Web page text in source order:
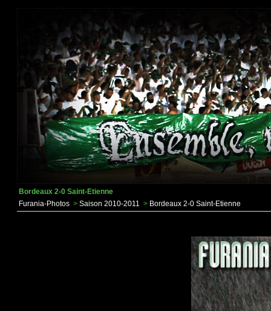
Bordeaux 2-0 Saint-Etienne
Furania-Photos > Saison 2010-2011 > Bordeaux 2-0 Saint-Etienne